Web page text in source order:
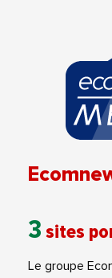
3 sites
Le groupe